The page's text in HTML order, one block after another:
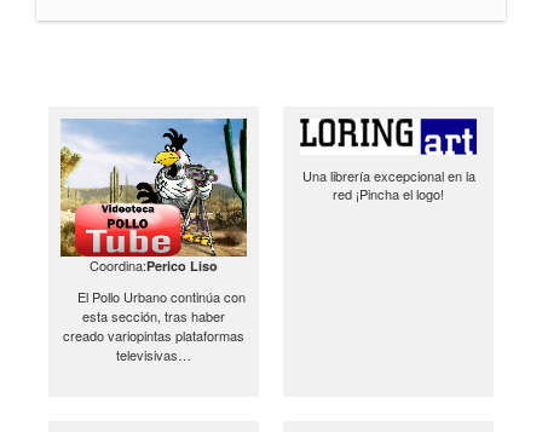
Coordina:Perico Liso
El Pollo Urbano continúa con
esta sección, tras haber
creado variopintas plataformas
televisivas…
Una librería excepcional en la
red ¡Pincha el logo!